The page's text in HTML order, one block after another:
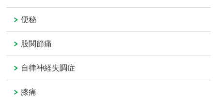
便秘
股関節痛
自律神経失調症
膝痛